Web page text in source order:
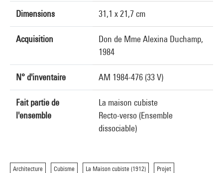
Dimensions 31,1 x 21,7 cm
Acquisition
Don de Mme Alexina Duchamp,
1984
N° d'inventaire AM 1984-476 (33 V)
Fait partie de
l'ensemble
La maison cubiste
Recto-verso (Ensemble
dissociable)
Architecture Cubisme La Maison cubiste (1912) Projet